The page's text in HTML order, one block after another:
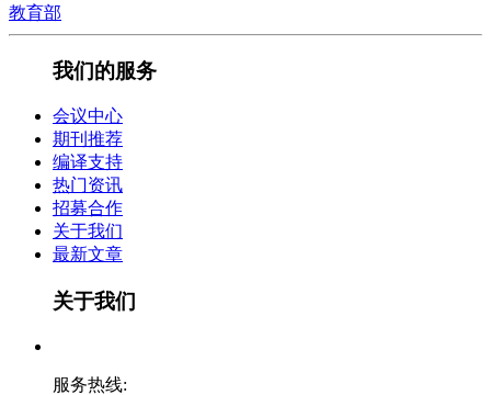
教育部
我们的服务
会议中心
期刊推荐
编译支持
热门资讯
招募合作
关于我们
最新文章
关于我们
服务热线: